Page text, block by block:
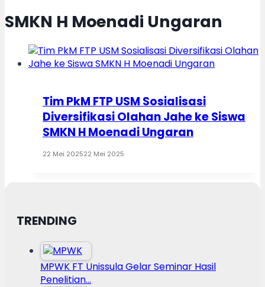
SMKN H Moenadi Ungaran
Tim PkM FTP USM Sosialisasi
Diversifikasi Olahan Jahe ke Siswa
SMKN H Moenadi Ungaran
22 Mei 202522 Mei 2025
TRENDING
MPWK FT Unissula Gelar Seminar Hasil
Penelitian…